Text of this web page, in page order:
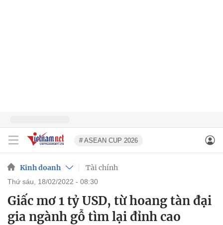
# ASEAN CUP 2026
Kinh doanh Tài chính
thứ sáu, 18/02/2022 - 08:30
Giấc mơ 1 tỷ USD, từ hoang tàn đại
gia ngành gỗ tìm lại đỉnh cao